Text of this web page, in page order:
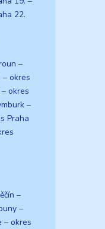
22.
–
– okres
– okres
–
Praha
–
–
– okres